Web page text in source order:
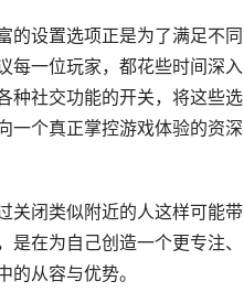
的设置选项正是为了满足不同
每一位玩家，都花些时间深入
种社交功能的开关，将这些选
一个真正掌控游戏体验的资深
关闭类似附近的人这样可能带
在为自己创造一个更专注、
从容与优势。